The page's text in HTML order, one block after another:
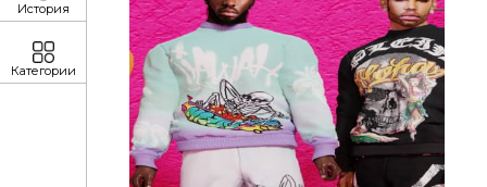
История
Категории